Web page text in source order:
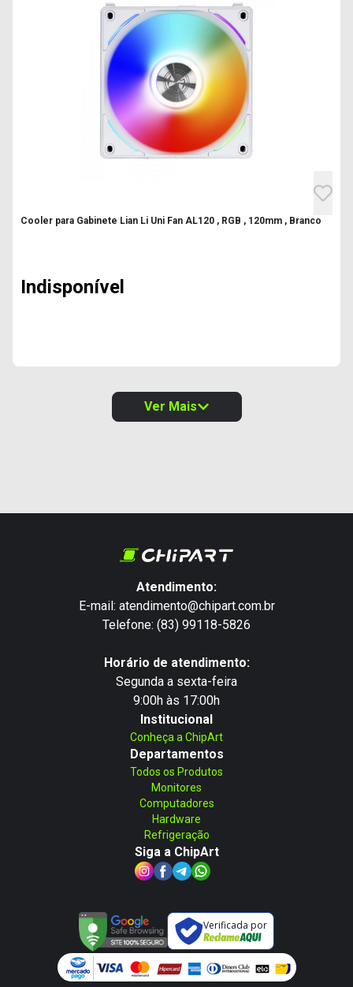
Cooler para Gabinete Lian Li Uni Fan AL120 , RGB , 120mm , Branco
Indisponível
Ver Mais
Atendimento:
E-mail: atendimento@chipart.com.br
Telefone: (83) 99118-5826
Horário de atendimento:
Segunda a sexta-feira
9:00h às 17:00h
Institucional
Conheça a ChipArt
Departamentos
Todos os Produtos
Monitores
Computadores
Hardware
Refrigeração
Siga a ChipArt
Verificada por